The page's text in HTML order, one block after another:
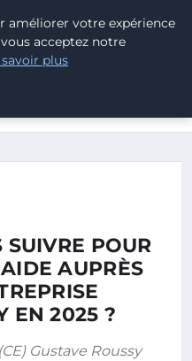
UNE AIDE AUPRÈS
SUIVRE POUR
AUPRÈS
EN 2025 ?
Gustave Roussy
améliorer votre expérience
acceptez notre
savoir plus